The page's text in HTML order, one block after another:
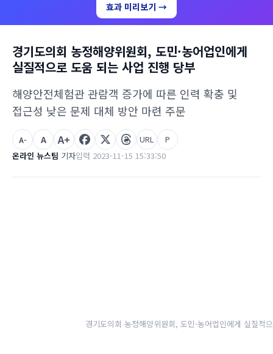
효과 미리보기 →
경기도의회 농정해양위원회, 도민·농어업인에게
실질적으로 도움 되는 사업 진행 당부
해양안전체험관 관람객 증가에 따른 인력 확충 및
접근성 낮은 문제 대체 방안 마련 주문
온라인 뉴스팀 기자입력 2023-11-15 15:33:50
A- A A+ URL P
경기도의회 농정해양위원회, 도민·농어업인에게 실질적